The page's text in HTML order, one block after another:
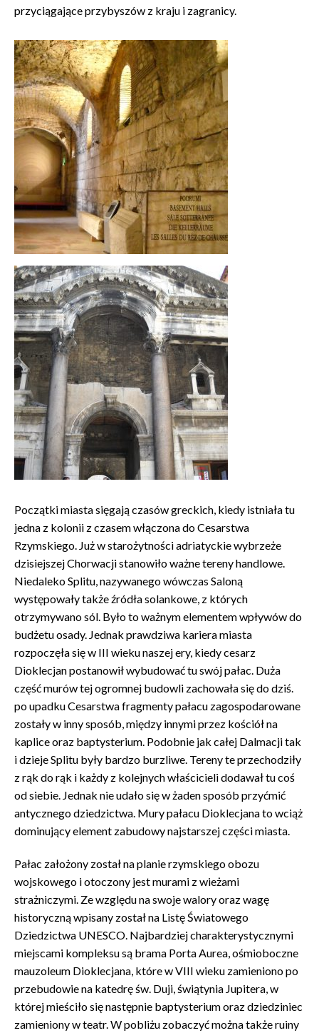
przyciągające przybyszów z kraju i zagranicy.
Początki miasta sięgają czasów greckich, kiedy istniała tu
jedna z kolonii z czasem włączona do Cesarstwa
Rzymskiego. Już w starożytności adriatyckie wybrzeże
dzisiejszej Chorwacji stanowiło ważne tereny handlowe.
Niedaleko Splitu, nazywanego wówczas Saloną
występowały także źródła solankowe, z których
otrzymywano sól. Było to ważnym elementem wpływów do
budżetu osady. Jednak prawdziwa kariera miasta
rozpoczęła się w III wieku naszej ery, kiedy cesarz
Dioklecjan postanowił wybudować tu swój pałac. Duża
część murów tej ogromnej budowli zachowała się do dziś.
po upadku Cesarstwa fragmenty pałacu zagospodarowane
zostały w inny sposób, między innymi przez kościół na
kaplice oraz baptysterium. Podobnie jak całej Dalmacji tak
i dzieje Splitu były bardzo burzliwe. Tereny te przechodziły
z rąk do rąk i każdy z kolejnych właścicieli dodawał tu coś
od siebie. Jednak nie udało się w żaden sposób przyćmić
antycznego dziedzictwa. Mury pałacu Dioklecjana to wciąż
dominujący element zabudowy najstarszej części miasta.
Pałac założony został na planie rzymskiego obozu
wojskowego i otoczony jest murami z wieżami
strażniczymi. Ze względu na swoje walory oraz wagę
historyczną wpisany został na Listę Światowego
Dziedzictwa UNESCO. Najbardziej charakterystycznymi
miejscami kompleksu są brama Porta Aurea, ośmioboczne
mauzoleum Dioklecjana, które w VIII wieku zamieniono po
przebudowie na katedrę św. Duji, świątynia Jupitera, w
której mieściło się następnie baptysterium oraz dziedziniec
zamieniony w teatr. W pobliżu zobaczyć można także ruiny